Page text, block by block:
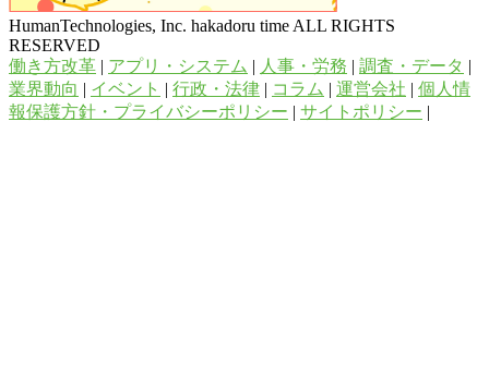
HumanTechnologies, Inc. hakadoru time ALL RIGHTS
RESERVED
働き方改革 | アプリ・システム | 人事・労務 | 調査・データ |
業界動向 | イベント | 行政・法律 | コラム | 運営会社 | 個人情
報保護方針・プライバシーポリシー | サイトポリシー |